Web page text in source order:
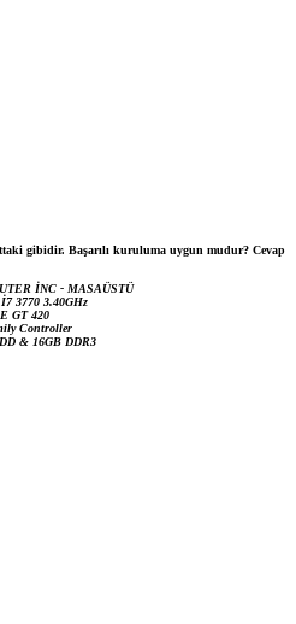
gibidir. Başarılı kuruluma uygun mudur? Cevap
İNC - MASAÜSTÜ
3770 3.40GHz
GT 420
Controller
& 16GB DDR3